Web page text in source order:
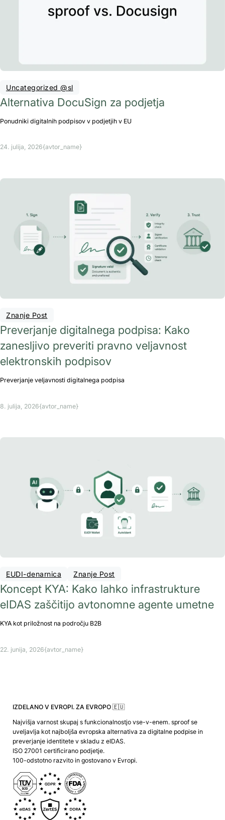
Uncategorized @sl
Alternativa DocuSign za podjetja
Ponudniki digitalnih podpisov v podjetjih v EU
24. julija, 2026{avtor_name}
Znanje Post
Preverjanje digitalnega podpisa: Kako
zanesljivo preveriti pravno veljavnost
elektronskih podpisov
Preverjanje veljavnosti digitalnega podpisa
8. julija, 2026{avtor_name}
EUDI-denarnica Znanje Post
Koncept KYA: Kako lahko infrastrukture
eIDAS zaščitijo avtonomne agente umetne
KYA kot priložnost na področju B2B
22. junija, 2026{avtor_name}
IZDELANO V EVROPI. ZA EVROPO 🇪🇺
Najvišja varnost skupaj s funkcionalnostjo vse-v-enem. sproof se
uveljavlja kot najboljša evropska alternativa za digitalne podpise in
preverjanje identitete v skladu z eIDAS.
ISO 27001 certificirano podjetje.
100-odstotno razvito in gostovano v Evropi.